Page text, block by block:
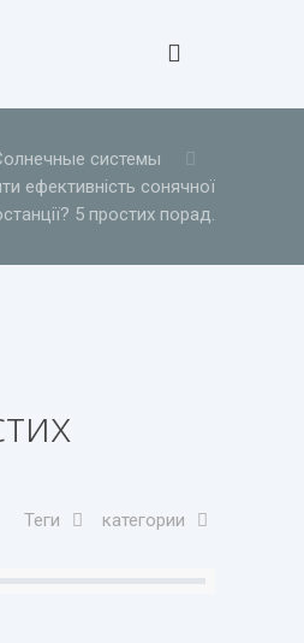
системы
ефективність сонячної
5 простих порад.
категории
Теги